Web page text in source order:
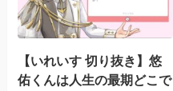
【いれいす 切り抜き】悠
佑くんは人生の最期どこで